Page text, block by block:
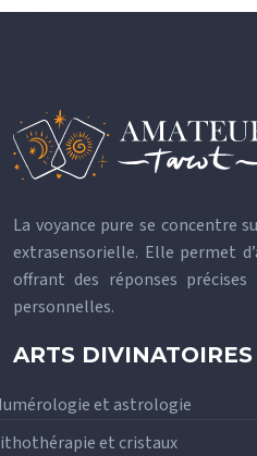
La voyance pure se concentre
extrasensorielle. Elle permet
offrant des réponses
personnelles.
ARTS DIVINATOIRES
et astrologie
et cristaux